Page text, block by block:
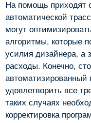
На помощь приходят
автоматической
могут
алгоритмы, которые
усилия дизайнера, а
расходы. Конечно,
автоматизированный
удовлетворить все
таких случаях
корректировка